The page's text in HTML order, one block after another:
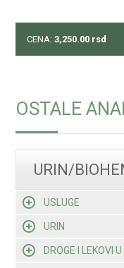
CENA: 3,250.00 rsd
OSTALE
URIN/
USLUGE
URIN
DROGE I LEKOVI